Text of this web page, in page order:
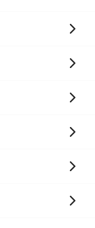
ショートイン
（GRAPE